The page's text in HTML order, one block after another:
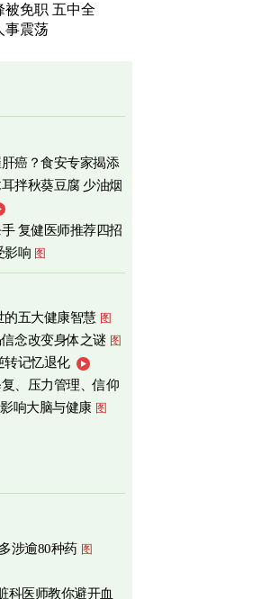
被免职 五中全
事震荡
癌？食安专家揭添
拌秋葵豆腐 少油烟
复健医师推荐四招
影响 图
的五大健康智慧 图
念改变身体之谜 图
转记忆退化
、压力管理、信仰
响大脑与健康 图
涉逾80种药 图
科医师教你避开血